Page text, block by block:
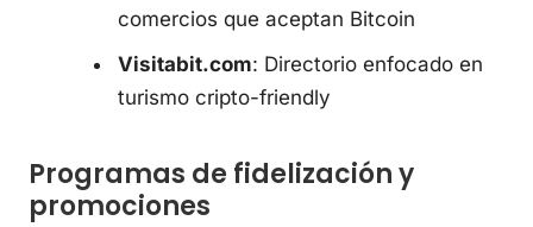
comercios que aceptan Bitcoin
Visitabit.com: Directorio enfocado en
turismo cripto-friendly
Programas de fidelización y
promociones